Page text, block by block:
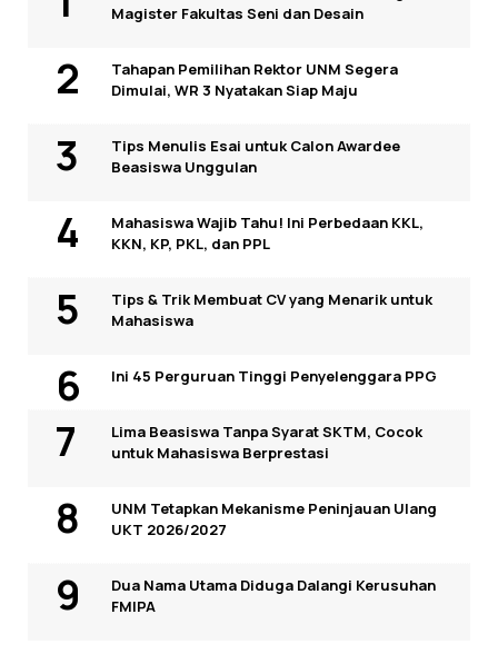
Magister Fakultas Seni dan Desain
Tahapan Pemilihan Rektor UNM Segera
Dimulai, WR 3 Nyatakan Siap Maju
Tips Menulis Esai untuk Calon Awardee
Beasiswa Unggulan
Mahasiswa Wajib Tahu! Ini Perbedaan KKL,
KKN, KP, PKL, dan PPL
Tips & Trik Membuat CV yang Menarik untuk
Mahasiswa
Ini 45 Perguruan Tinggi Penyelenggara PPG
Lima Beasiswa Tanpa Syarat SKTM, Cocok
untuk Mahasiswa Berprestasi
UNM Tetapkan Mekanisme Peninjauan Ulang
UKT 2026/2027
Dua Nama Utama Diduga Dalangi Kerusuhan
FMIPA